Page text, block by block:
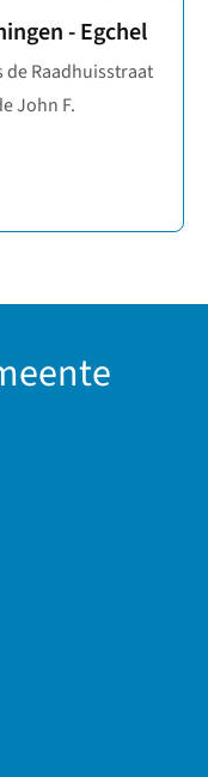
- Egchel
Raadhuisstraat
John F.